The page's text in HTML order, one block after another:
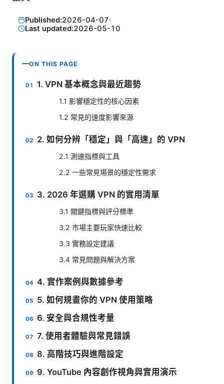
Published:2026-04-07·
Last updated:2026-05-10
ON THIS PAGE
1. VPN 基本概念與最近趨勢
1.1 影響穩定性的核心因素
1.2 常見的速度影響來源
2. 如何分辨「穩定」與「高速」的 VPN
2.1 測速指標與工具
2.2 一些常見場景的穩定性需求
3. 2026 年選購 VPN 的實用清單
3.1 關鍵指標與評分標準
3.2 市場主要玩家快速比較
3.3 實務設定建議
3.4 常見問題與解決方案
4. 實作案例與數據參考
5. 如何規畫你的 VPN 使用策略
6. 安全與合規性考量
7. 使用者體驗與常見錯誤
8. 高階技巧與進階設定
9. YouTube 內容創作視角與實用演示